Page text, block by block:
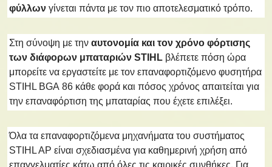
φύλλων γίνεται πάντα με τον πιο αποτελεσματικό τρόπο.
Στη σύνοψη με την αυτονομία και τον χρόνο φόρτισης
των διάφορων μπαταριών STIHL βλέπετε πόση ώρα
μπορείτε να εργαστείτε με τον επαναφορτιζόμενο φυσητήρα
STIHL BGA 86 κάθε φορά και πόσος χρόνος απαιτείται για
την επαναφόρτιση της μπαταρίας που έχετε επιλέξει.
Όλα τα επαναφορτιζόμενα μηχανήματα του συστήματος
STIHL AP είναι σχεδιασμένα για καθημερινή χρήση από